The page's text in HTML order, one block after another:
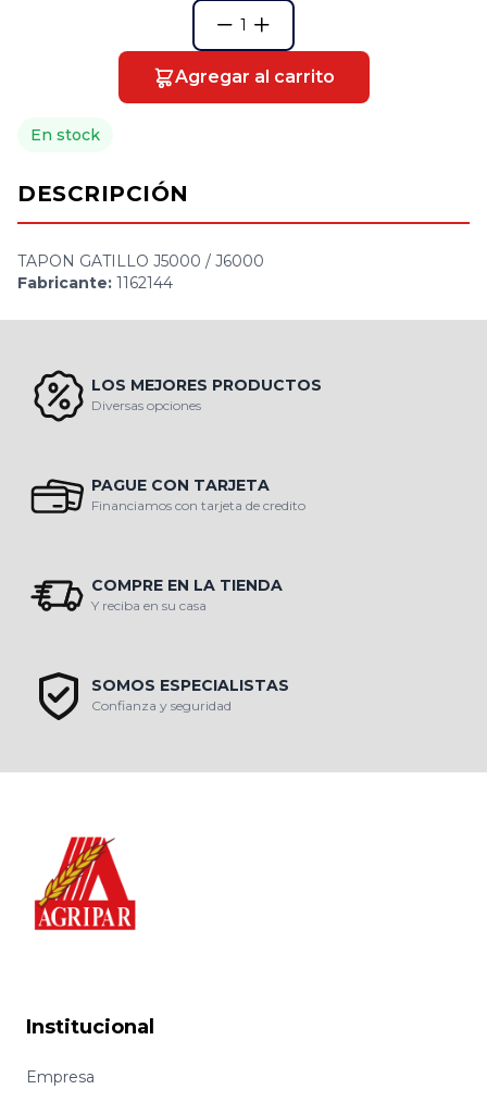
1
Agregar al carrito
En stock
DESCRIPCIÓN
TAPON GATILLO J5000 / J6000
Fabricante: 1162144
LOS MEJORES PRODUCTOS
Diversas opciones
PAGUE CON TARJETA
Financiamos con tarjeta de credito
COMPRE EN LA TIENDA
Y reciba en su casa
SOMOS ESPECIALISTAS
Confianza y seguridad
Institucional
Empresa